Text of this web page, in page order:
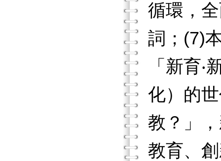
循環，
詞；(7)
「新育
化）的
教？」
教育、